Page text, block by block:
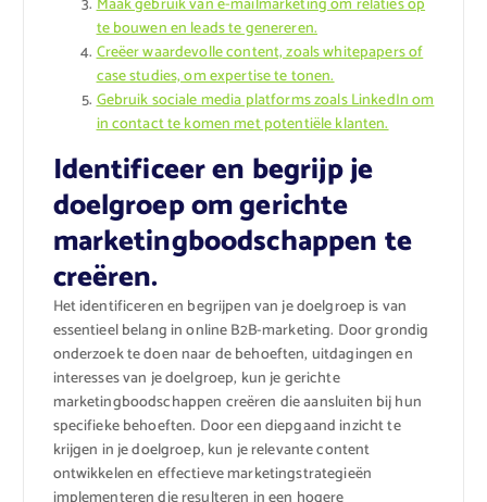
te bouwen en leads te genereren.
Creëer waardevolle content, zoals whitepapers of
case studies, om expertise te tonen.
Gebruik sociale media platforms zoals LinkedIn om
in contact te komen met potentiële klanten.
Identificeer en begrijp je
doelgroep om gerichte
marketingboodschappen te
creëren.
Het identificeren en begrijpen van je doelgroep is van
essentieel belang in online B2B-marketing. Door grondig
onderzoek te doen naar de behoeften, uitdagingen en
interesses van je doelgroep, kun je gerichte
marketingboodschappen creëren die aansluiten bij hun
specifieke behoeften. Door een diepgaand inzicht te
krijgen in je doelgroep, kun je relevante content
ontwikkelen en effectieve marketingstrategieën